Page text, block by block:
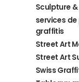
Sculpture
services
graffitis
Street Art
Street Art
Swiss